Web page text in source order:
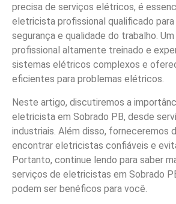
precisa de serviços elétricos, é
eletricista profissional qualificado para
segurança e qualidade do trabalho.
profissional altamente treinado e
sistemas elétricos complexos e
eficientes para problemas elétricos.
Neste artigo, discutiremos a
eletricista em Sobrado PB, desde
industriais. Além disso, forneceremos
encontrar eletricistas confiáveis e
Portanto, continue lendo para saber
serviços de eletricistas em Sobrado
podem ser benéficos para você.